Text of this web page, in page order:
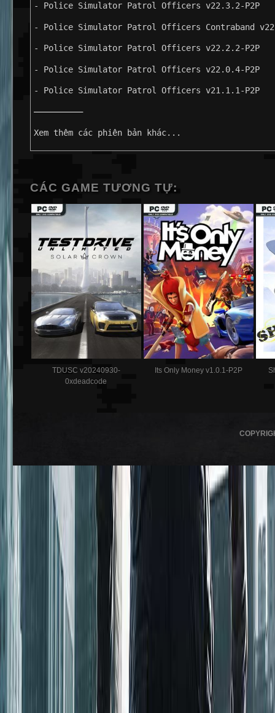
- Police Simulator Patrol Officers v22.3.2-P2P
- Police Simulator Patrol Officers Contraband
- Police Simulator Patrol Officers v22.2.2-P2P
- Police Simulator Patrol Officers v22.0.4-P2P
- Police Simulator Patrol Officers v21.1.1-P2P
——————————
Xem thêm các phiên bản khác...
CÁC GAME TƯƠNG TỰ:
TDUSC v20240930-
0xdeadcode
Its Only Money v1.0.1-P2P